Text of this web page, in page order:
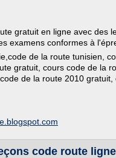
gratuit en ligne avec des
examens conformes à
de la route tunisien,
gratuit, cours code de la
de la route 2010 gratuit,
code route ligne